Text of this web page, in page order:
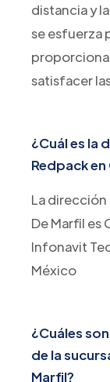
distancia y
se esfuerza
satisfacer
¿Cuál es la
Redpack
La dirección
De Marfil es
Infonavit
México
¿Cuáles
de la
Marfil?